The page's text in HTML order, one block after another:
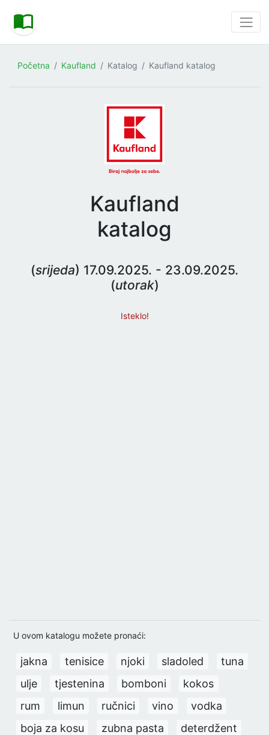
Početna Kaufland Katalog Kaufland katalog
Kaufland
katalog
(srijeda) 17.09.2025. - 23.09.2025.
(utorak)
Isteklo!
U ovom katalogu možete pronaći:
jakna tenisice njoki sladoled
tuna
ulje
tjestenina bomboni
kokos
rum
limun ručnici vino
vodka
boja za kosu
zubna pasta
deterdžent